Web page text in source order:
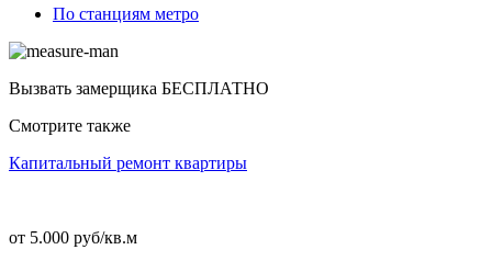
По станциям метро
Вызвать замерщика БЕСПЛАТНО
Смотрите также
Капитальный ремонт квартиры
от 5.000 руб/кв.м